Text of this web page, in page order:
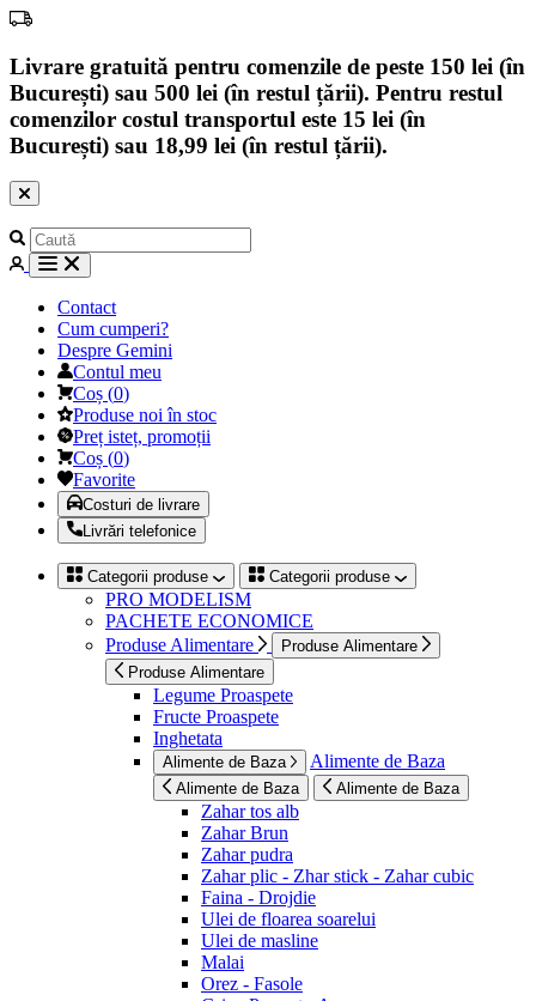
Livrare gratuită pentru comenzile de peste 150 lei (în
București) sau 500 lei (în restul țării). Pentru restul
comenzilor costul transportul este 15 lei (în
București) sau 18,99 lei (în restul țării).
Contact
Cum cumperi?
Despre Gemini
Contul meu
Coș (0)
Produse noi în stoc
Preț isteț, promoții
Coș (0)
Favorite
Costuri de livrare
Livrări telefonice
Categorii produse Categorii produse
PRO MODELISM
PACHETE ECONOMICE
Produse Alimentare
Produse Alimentare
Produse Alimentare
Legume Proaspete
Fructe Proaspete
Inghetata
Alimente de Baza Alimente de Baza
Alimente de Baza Alimente de Baza
Zahar tos alb
Zahar Brun
Zahar pudra
Zahar plic - Zhar stick - Zahar cubic
Faina - Drojdie
Ulei de floarea soarelui
Ulei de masline
Malai
Orez - Fasole